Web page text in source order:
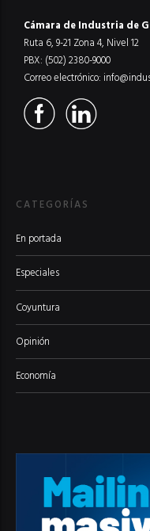
Cámara de Industria de
Ruta 6, 9-21 Zona 4, Nivel 12
PBX: (502) 2380-9000
Correo electrónico:
CATEGORÍAS
En portada
Especiales
Coyuntura
Opinión
Economía